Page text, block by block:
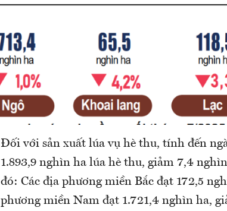
Đối với sản xuất lúa vụ hè thu, tính đến
1.893,9 nghìn ha lúa hè thu, giảm 7,4
đó: Các địa phương miền Bắc đạt 172,5
phương miền Nam đạt 1.721,4 nghìn ha,